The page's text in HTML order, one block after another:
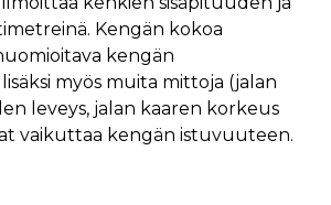
Kengän kokoa
kengän
myös muita mittoja (jalan
leveys, jalan kaaren korkeus
vaikuttaa kengän istuvuuteen.